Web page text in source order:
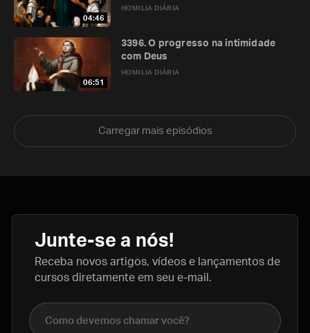
04:46
HOMILIA DIÁRIA
06:51
HOMILIA DIÁRIA
3396. O progresso na intimidade
com Deus
Carregar mais episódios
Junte-se a nós!
Receba novos artigos, vídeos e lançamentos de
cursos diretamente em seu e-mail.
Nome completo